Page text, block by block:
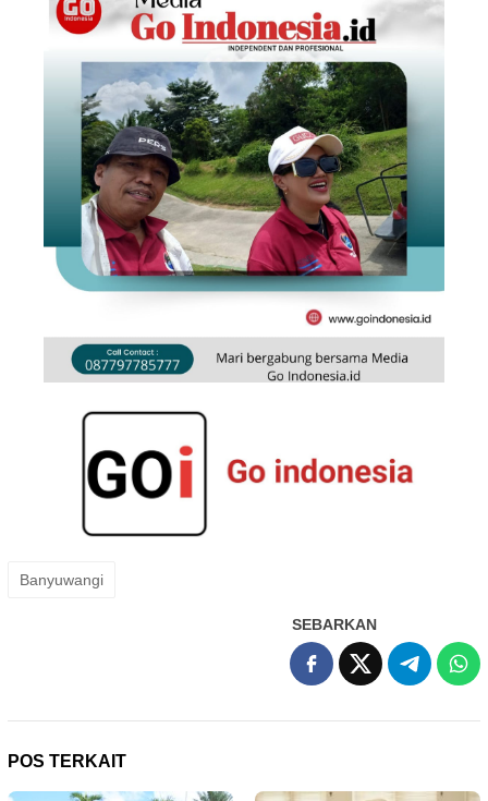
Banyuwangi
SEBARKAN
POS TERKAIT